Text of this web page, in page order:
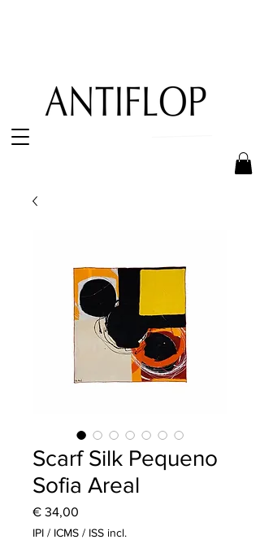
Scarf Silk Pequeno
Sofia Areal
€ 34,00
IPI / ICMS / ISS incl.